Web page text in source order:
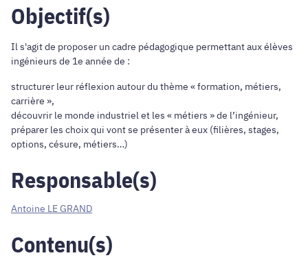
Objectif(s)
Il s'agit de proposer un cadre pédagogique permettant aux élèves
ingénieurs de 1e année de :
structurer leur réflexion autour du thème « formation, métiers,
carrière »,
découvrir le monde industriel et les « métiers » de l’ingénieur,
préparer les choix qui vont se présenter à eux (filières, stages,
options, césure, métiers…)
Responsable(s)
Antoine LE GRAND
Contenu(s)